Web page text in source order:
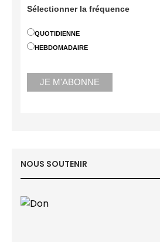
Sélectionner la fréquence
QUOTIDIENNE
HEBDOMADAIRE
NOUS SOUTENIR